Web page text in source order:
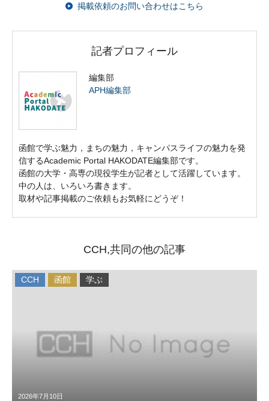
掲載依頼のお問い合わせはこちら
記者プロフィール
編集部
APH編集部
函館で学ぶ魅力，まちの魅力，キャンパスライフの魅力を発
信するAcademic Portal HAKODATE編集部です。
函館の大学・高専の現役学生が記者として活躍しています。
中の人は、いろいろ書きます。
取材や記事掲載のご依頼もお気軽にどうぞ！
CCH,共同の他の記事
2026年7月10日
CCH 函館 学ぶ